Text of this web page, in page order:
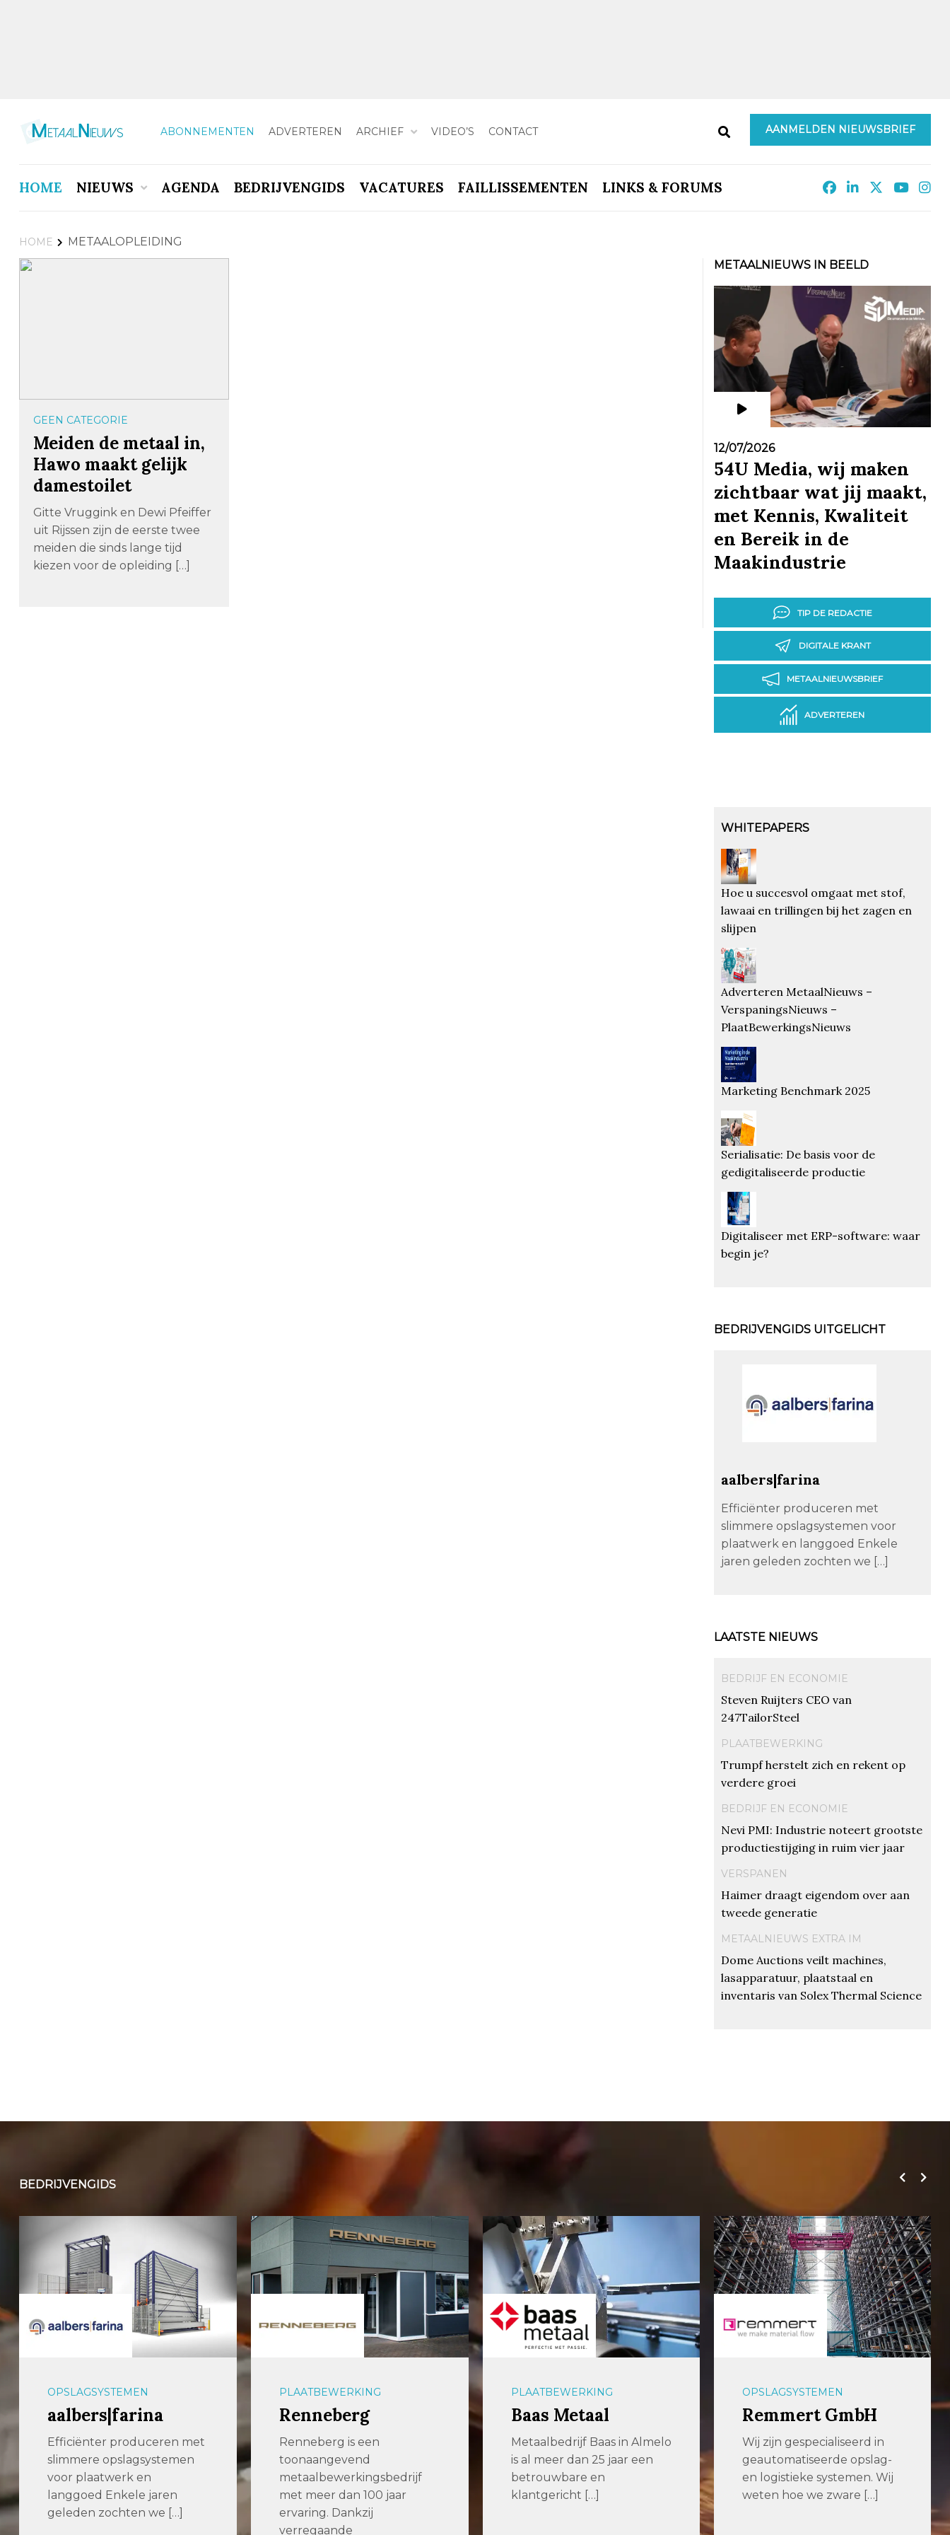
ABONNEMENTEN ADVERTEREN ARCHIEF VIDEO’S CONTACT AANMELDEN NIEUWSBRIEF
HOME NIEUWS AGENDA BEDRIJVENGIDS VACATURES FAILLISSEMENTEN LINKS & FORUMS
HOME METAALOPLEIDING
GEEN CATEGORIE
Meiden de metaal in,
Hawo maakt gelijk
damestoilet
Gitte Vruggink en Dewi Pfeiffer
uit Rijssen zijn de eerste twee
meiden die sinds lange tijd
kiezen voor de opleiding […]
METAALNIEUWS IN BEELD
12/07/2026
54U Media, wij maken
zichtbaar wat jij maakt,
met Kennis, Kwaliteit
en Bereik in de
Maakindustrie
TIP DE REDACTIE
DIGITALE KRANT
METAALNIEUWSBRIEF
ADVERTEREN
WHITEPAPERS
Hoe u succesvol omgaat met stof,
lawaai en trillingen bij het zagen en
slijpen
Adverteren MetaalNieuws –
VerspaningsNieuws –
PlaatBewerkingsNieuws
Marketing Benchmark 2025
Serialisatie: De basis voor de
gedigitaliseerde productie
Digitaliseer met ERP-software: waar
begin je?
BEDRIJVENGIDS UITGELICHT
aalbers|farina
Efficiënter produceren met
slimmere opslagsystemen voor
plaatwerk en langgoed Enkele
jaren geleden zochten we […]
LAATSTE NIEUWS
BEDRIJF EN ECONOMIE
Steven Ruijters CEO van
247TailorSteel
PLAATBEWERKING
Trumpf herstelt zich en rekent op
verdere groei
BEDRIJF EN ECONOMIE
Nevi PMI: Industrie noteert grootste
productiestijging in ruim vier jaar
VERSPANEN
Haimer draagt eigendom over aan
tweede generatie
METAALNIEUWS EXTRA IM
Dome Auctions veilt machines,
lasapparatuur, plaatstaal en
inventaris van Solex Thermal Science
BEDRIJVENGIDS
OPSLAGSYSTEMEN
aalbers|farina
Efficiënter produceren met
slimmere opslagsystemen
voor plaatwerk en
langgoed Enkele jaren
geleden zochten we […]
PLAATBEWERKING
Renneberg
Renneberg is een
toonaangevend
metaalbewerkingsbedrijf
met meer dan 100 jaar
ervaring. Dankzij
verregaande
PLAATBEWERKING
Baas Metaal
Metaalbedrijf Baas in Almelo
is al meer dan 25 jaar een
betrouwbare en
klantgericht […]
OPSLAGSYSTEMEN
Remmert GmbH
Wij zijn gespecialiseerd in
geautomatiseerde opslag-
en logistieke systemen. Wij
weten hoe we zware […]